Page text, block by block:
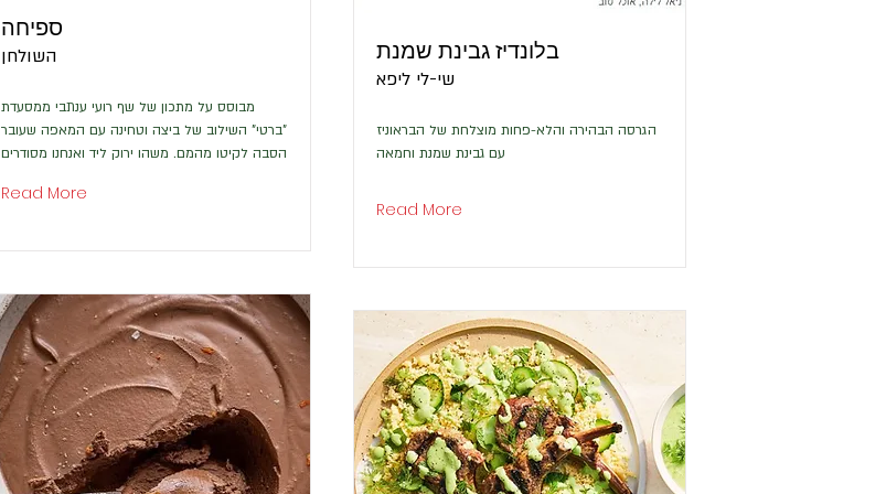
ספיחה
השולחן
מבוסס על מתכון של שף רועי ענתבי ממסעדת
"ברטי" השילוב של ביצה וטחינה עם המאפה שעובר
הסבה לקיטו מהמם. משהו ירוק ליד ואנחנו מסודרים
Read More
בלונדיז גבינת שמנת
שי-לי ליפא
הגרסה הבהירה והלא-פחות מוצלחת של הבראוניז
עם גבינת שמנת וחמאה
Read More